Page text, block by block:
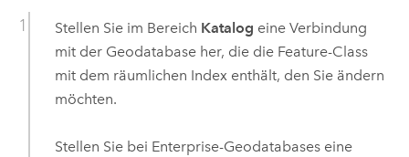
Stellen Sie im Bereich Katalog eine Verbindung
mit der Geodatabase her, die die Feature-Class
mit dem räumlichen Index enthält, den Sie ändern
möchten.
Stellen Sie bei Enterprise-Geodatabases eine